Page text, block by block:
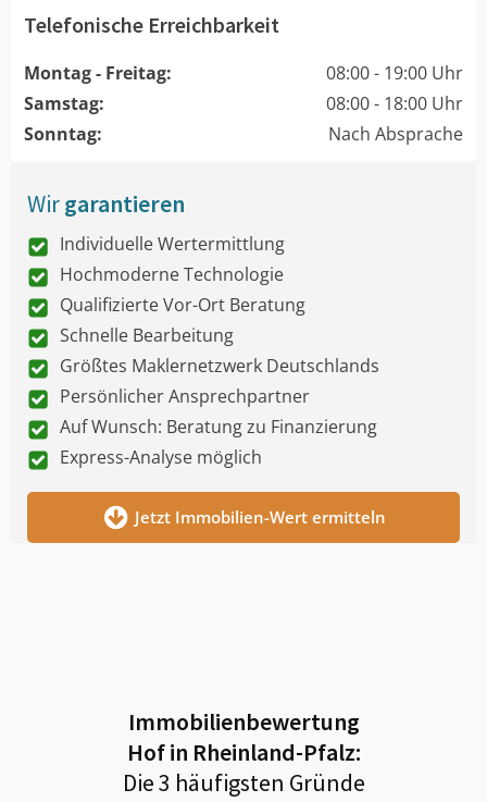
Telefonische Erreichbarkeit
Montag - Freitag:
08:00 - 19:00 Uhr
Samstag:
08:00 - 18:00 Uhr
Sonntag:
Nach Absprache
Wirgarantieren
Individuelle Wertermittlung
Hochmoderne Technologie
Qualifizierte Vor-Ort Beratung
Schnelle Bearbeitung
Größtes Maklernetzwerk Deutschlands
Persönlicher Ansprechpartner
Auf Wunsch: Beratung zu Finanzierung
Express-Analyse möglich
Jetzt Immobilien-Wert ermitteln
Immobilienbewertung
Hof in Rheinland-Pfalz:
Die 3 häufigsten Gründe